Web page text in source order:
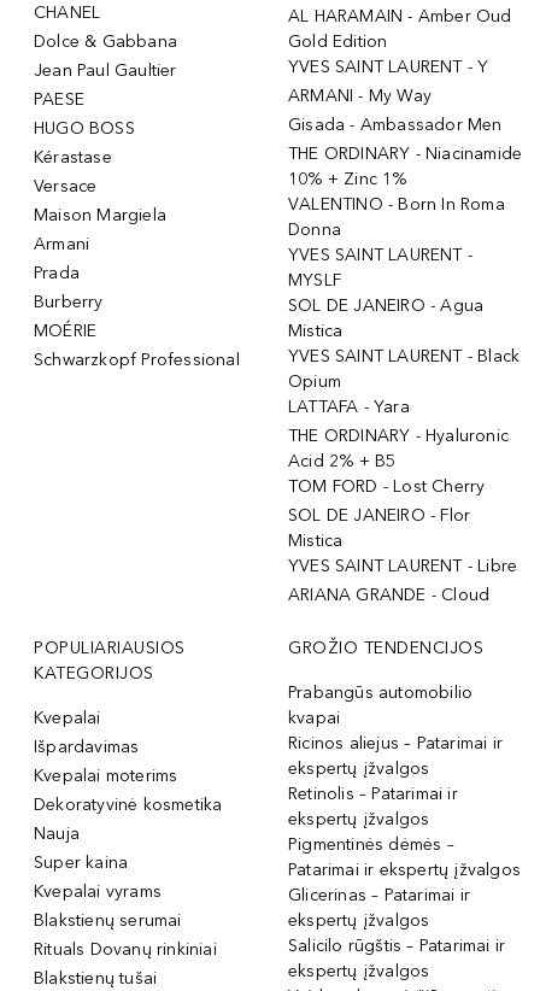
CHANEL
Dolce & Gabbana
Jean Paul Gaultier
PAESE
HUGO BOSS
Kérastase
Versace
Maison Margiela
Armani
Prada
Burberry
MOÉRIE
Schwarzkopf Professional
AL HARAMAIN - Amber Oud
Gold Edition
YVES SAINT LAURENT - Y
ARMANI - My Way
Gisada - Ambassador Men
THE ORDINARY - Niacinamide
10% + Zinc 1%
VALENTINO - Born In Roma
Donna
YVES SAINT LAURENT -
MYSLF
SOL DE JANEIRO - Agua
Mistica
YVES SAINT LAURENT - Black
Opium
LATTAFA - Yara
THE ORDINARY - Hyaluronic
Acid 2% + B5
TOM FORD - Lost Cherry
SOL DE JANEIRO - Flor
Mistica
YVES SAINT LAURENT - Libre
ARIANA GRANDE - Cloud
POPULIARIAUSIOS
KATEGORIJOS
Kvepalai
Išpardavimas
Kvepalai moterims
Dekoratyvinė kosmetika
Nauja
Super kaina
Kvepalai vyrams
Blakstienų serumai
Rituals Dovanų rinkiniai
Blakstienų tušai
GROŽIO TENDENCIJOS
Prabangūs automobilio
kvapai
Ricinos aliejus – Patarimai ir
ekspertų įžvalgos
Retinolis – Patarimai ir
ekspertų įžvalgos
Pigmentinės dėmės –
Patarimai ir ekspertų įžvalgos
Glicerinas – Patarimai ir
ekspertų įžvalgos
Salicilo rūgštis – Patarimai ir
ekspertų įžvalgos